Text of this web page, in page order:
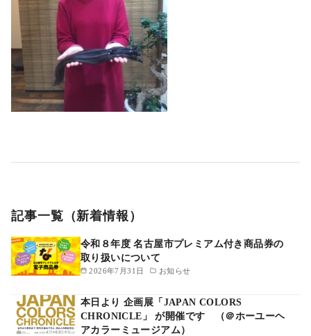
記事一覧（新着情報）
2026年7月31日 お知らせ
令和８年度 名古屋市プレミアム付き商品券の
取り扱いについて
本日より 企画展「JAPAN COLORS
CHRONICLE」 が開催です （＠ホーユーヘ
アカラーミュージアム）